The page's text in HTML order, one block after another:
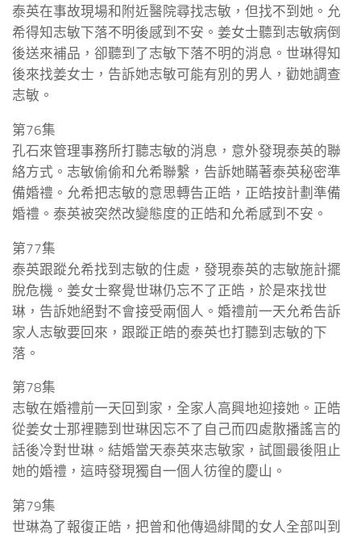
泰英在事故現場和附近醫院尋找志敏，但找不到她。允
希得知志敏下落不明後感到不安。姜女士聽到志敏病倒
後送來補品，卻聽到了志敏下落不明的消息。世琳得知
後來找姜女士，告訴她志敏可能有別的男人，勸她調查
志敏。
第76集
孔石來管理事務所打聽志敏的消息，意外發現泰英的聯
絡方式。志敏偷偷和允希聯繫，告訴她瞞著泰英秘密準
備婚禮。允希把志敏的意思轉告正皓，正皓按計劃準備
婚禮。泰英被突然改變態度的正皓和允希感到不安。
第77集
泰英跟蹤允希找到志敏的住處，發現泰英的志敏施計擺
脫危機。姜女士察覺世琳仍忘不了正皓，於是來找世
琳，告訴她絕對不會接受兩個人。婚禮前一天允希告訴
家人志敏要回來，跟蹤正皓的泰英也打聽到志敏的下
落。
第78集
志敏在婚禮前一天回到家，全家人高興地迎接她。正皓
從姜女士那裡聽到世琳因忘不了自己而四處散播謠言的
話後冷對世琳。結婚當天泰英來志敏家，試圖最後阻止
她的婚禮，這時發現獨自一個人彷徨的慶山。
第79集
世琳為了報復正皓，把曾和他傳過緋聞的女人全部叫到